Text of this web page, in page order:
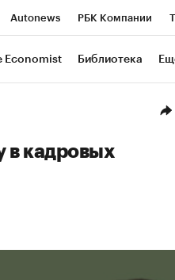
Autonews РБК Компании
Национальные
Economist Библиотека
в кадровых